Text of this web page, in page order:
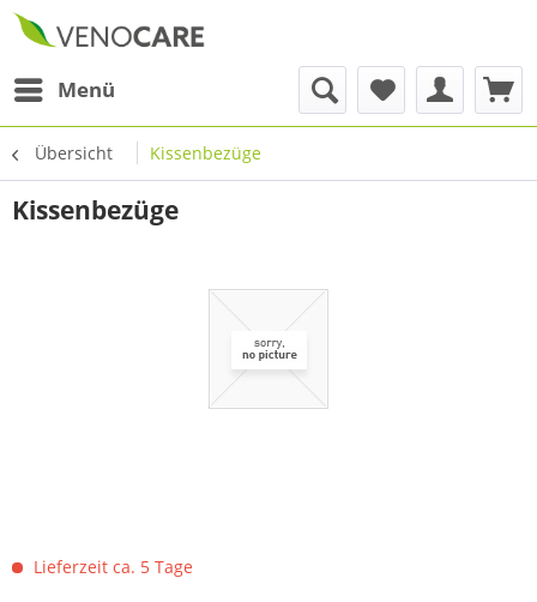
Menü
Übersicht Kissenbezüge
Kissenbezüge
Lieferzeit ca. 5 Tage